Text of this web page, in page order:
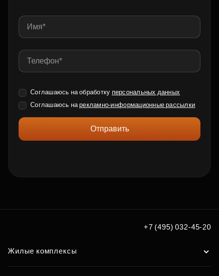
Соглашаюсь на обработку персональных данных
Соглашаюсь нарекламно-информационные рассылки
Отправить
+7 (495) 032-45-20
Жилые комплексы